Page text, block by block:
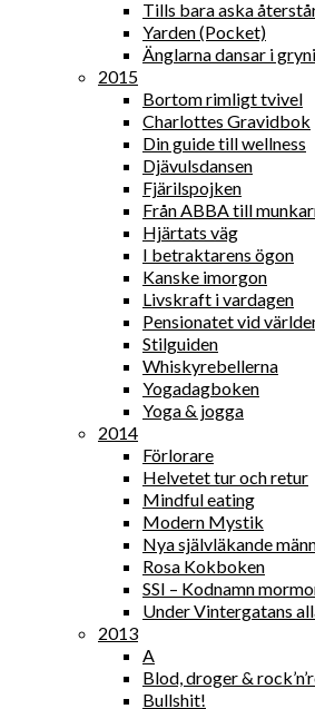
Tills bara aska
Yarden (Pocket)
Änglarna dansar i
2015
Bortom rimligt tvivel
Charlottes Gravidbok
Din guide till wellness
Djävulsdansen
Fjärilspojken
Från ABBA till
Hjärtats väg
I betraktarens ögon
Kanske imorgon
Livskraft i vardagen
Pensionatet vid
Stilguiden
Whiskyrebellerna
Yogadagboken
Yoga & jogga
2014
Förlorare
Helvetet tur och retur
Mindful eating
Modern Mystik
Nya självläkande
Rosa Kokboken
SSI – Kodnamn
Under Vintergatans
2013
A
Blod, droger &
Bullshit!